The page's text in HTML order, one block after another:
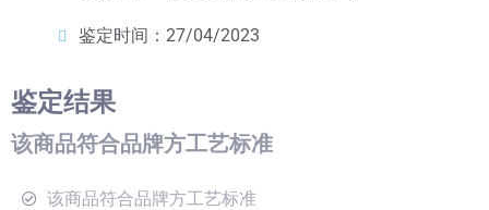
鉴定时间：27/04/2023
鉴定结果
该商品符合品牌方工艺标准
该商品符合品牌方工艺标准